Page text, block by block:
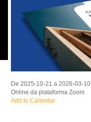
De 2025-10-21 a 2026-03-10
Online da plataforma Zoom
Add to Calendar